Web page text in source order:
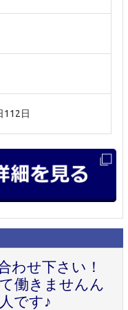
112日
わせ下さい！
働きませんん
です♪